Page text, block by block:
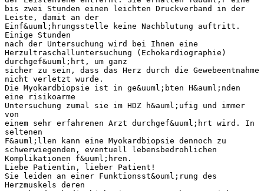
bis zwei Stunden einen leichten Druckverband in der
Leiste, damit an der
Einf&uuml;hrungsstelle keine Nachblutung auftritt.
Einige Stunden
nach der Untersuchung wird bei Ihnen eine
Herzultraschalluntersuchung (Echokardiographie)
durchgef&uuml;hrt, um ganz
sicher zu sein, dass das Herz durch die Gewebeentnahme
nicht verletzt wurde.
Die Myokardbiopsie ist in ge&uuml;bten H&auml;nden
eine risikoarme
Untersuchung zumal sie im HDZ h&auml;ufig und immer
von
einem sehr erfahrenen Arzt durchgef&uuml;hrt wird. In
seltenen
F&auml;llen kann eine Myokardbiopsie dennoch zu
schwerwiegenden, eventuell lebensbedrohlichen
Komplikationen f&uuml;hren.
Liebe Patientin, lieber Patient!
Sie leiden an einer Funktionsst&ouml;rung des
Herzmuskels deren